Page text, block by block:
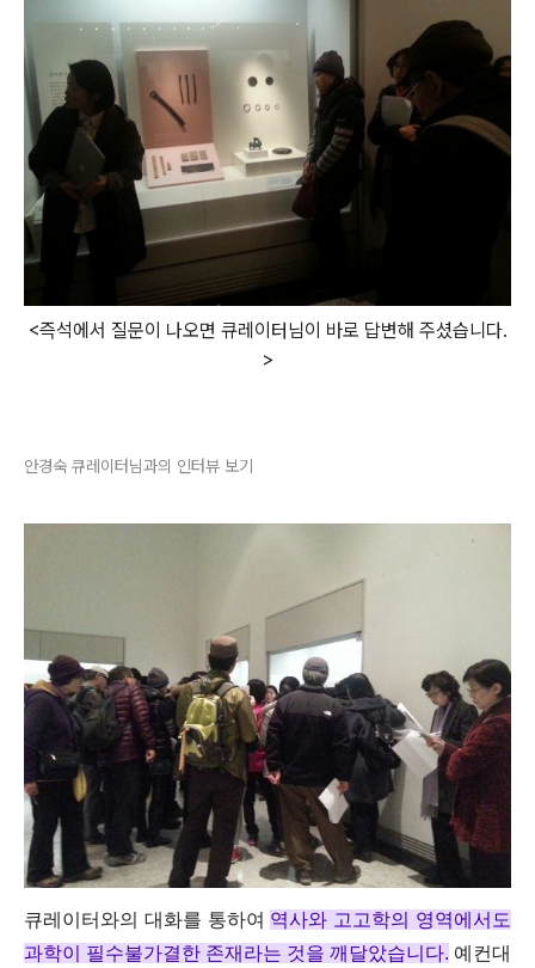
<즉석에서 질문이 나오면 큐레이터님이 바로 답변해 주셨습니다.
>
안경숙 큐레이터님과의 인터뷰 보기
큐레이터와의 대화를 통하여 역사와 고고학의 영역에서도
과학이 필수불가결한 존재라는 것을 깨달았습니다. 예컨대